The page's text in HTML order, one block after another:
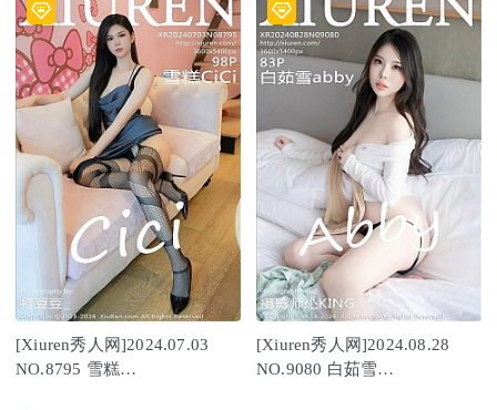
[Xiuren秀人网]2024.07.03
NO.8795 雪糕
[Xiuren秀人网]2024.08.28
NO.9080 白茹雪